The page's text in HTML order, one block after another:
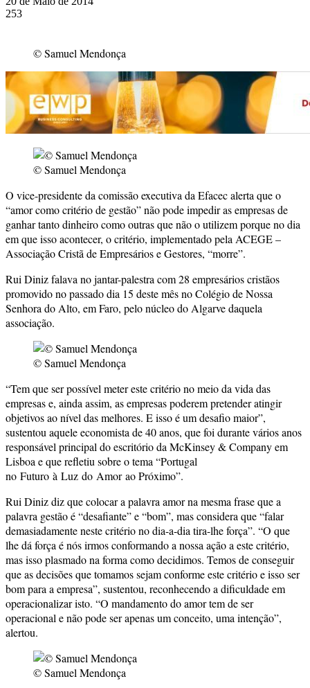
253
© Samuel Mendonça
© Samuel Mendonça
O vice-presidente da comissão executiva da Efacec alerta que o
“amor como critério de gestão” não pode impedir as empresas de
ganhar tanto dinheiro como outras que não o utilizem porque no dia
em que isso acontecer, o critério, implementado pela ACEGE –
Associação Cristã de Empresários e Gestores, “morre”.
Rui Diniz falava no jantar-palestra com 28 empresários cristãos
promovido no passado dia 15 deste mês no Colégio de Nossa
Senhora do Alto, em Faro, pelo núcleo do Algarve daquela
associação.
© Samuel Mendonça
“Tem que ser possível meter este critério no meio da vida das
empresas e, ainda assim, as empresas poderem pretender atingir
objetivos ao nível das melhores. E isso é um desafio maior”,
sustentou aquele economista de 40 anos, que foi durante vários anos
responsável principal do escritório da McKinsey & Company em
Lisboa e que refletiu sobre o tema “Portugal
no Futuro à Luz do Amor ao Próximo”.
Rui Diniz diz que colocar a palavra amor na mesma frase que a
palavra gestão é “desafiante” e “bom”, mas considera que “falar
demasiadamente neste critério no dia-a-dia tira-lhe força”. “O que
lhe dá força é nós irmos conformando a nossa ação a este critério,
mas isso plasmado na forma como decidimos. Temos de conseguir
que as decisões que tomamos sejam conforme este critério e isso ser
bom para a empresa”, sustentou, reconhecendo a dificuldade em
operacionalizar isto. “O mandamento do amor tem de ser
operacional e não pode ser apenas um conceito, uma intenção”,
alertou.
© Samuel Mendonça